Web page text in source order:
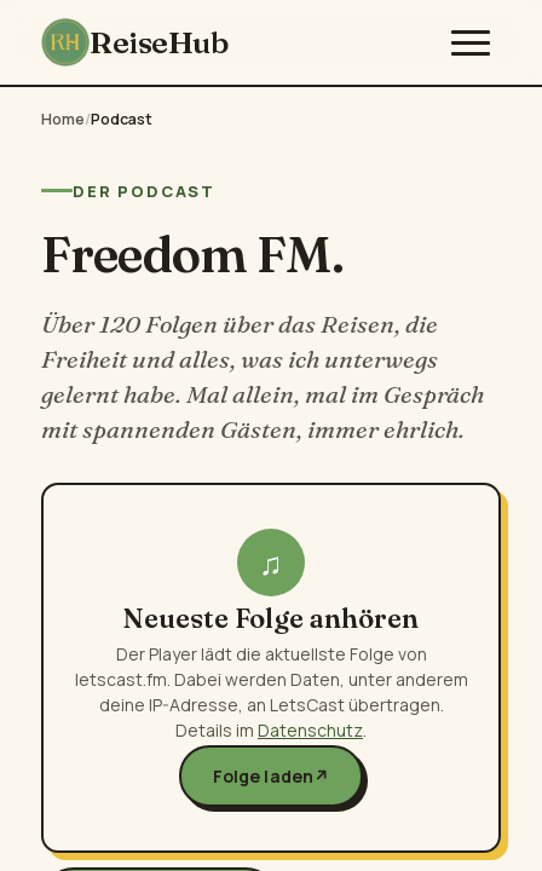
ReiseHub
Home/Podcast
DER PODCAST
Freedom FM.
Über 120 Folgen über das Reisen, die
Freiheit und alles, was ich unterwegs
gelernt habe. Mal allein, mal im Gespräch
mit spannenden Gästen, immer ehrlich.
♫
Neueste Folge anhören
Der Player lädt die aktuellste Folge von
letscast.fm. Dabei werden Daten, unter anderem
deine IP-Adresse, an LetsCast übertragen.
Details im Datenschutz
Folge laden ↗